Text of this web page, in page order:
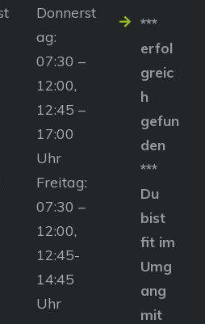
Donnerst
ag:
07:30 –
12:00,
12:45 –
17:00
Uhr
Freitag:
07:30 –
12:00,
12:45-
14:45
Uhr
***
erfol
greic
h
gefun
den
***
Du
bist
fit im
Umg
ang
mit